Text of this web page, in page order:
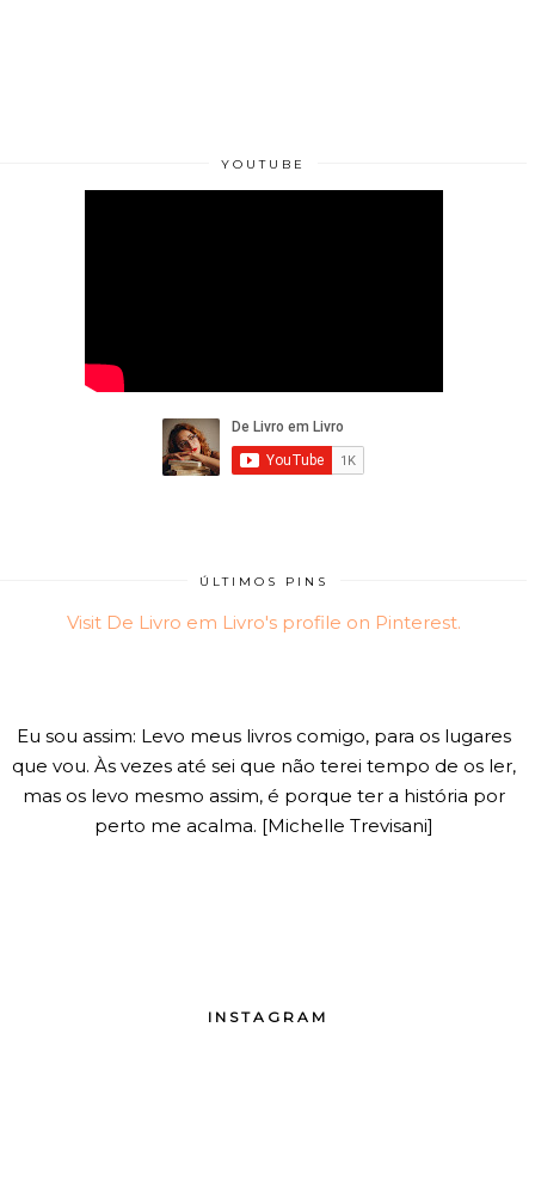
YOUTUBE
ÚLTIMOS PINS
Visit De Livro em Livro's profile on Pinterest.
Eu sou assim: Levo meus livros comigo, para os lugares
que vou. Às vezes até sei que não terei tempo de os ler,
mas os levo mesmo assim, é porque ter a história por
perto me acalma. [Michelle Trevisani]
INSTAGRAM